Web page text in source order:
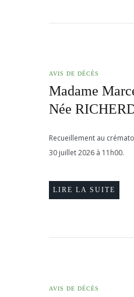
AVIS DE DÉCÈS
Madame
Née
Recueillement au
30 juillet 2026 à 11h00.
LIRE LA SUITE
AVIS DE DÉCÈS